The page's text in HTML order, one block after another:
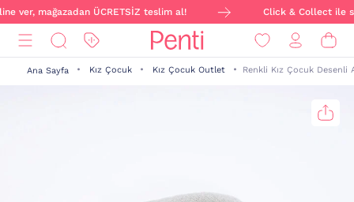
ver, mağazadan ÜCRETSİZ teslim al! Click & Collect ile
Ana Sayfa Kız Çocuk Kız Çocuk Outlet Renkli Kız Çocuk Desenli